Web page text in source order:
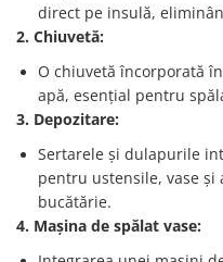
direct pe insulă,
2. Chiuvetă:
O chiuvetă încorporată
apă, esențial pentru
3. Depozitare:
Sertarele și dulapurile
pentru ustensile, vase și
bucătărie.
4. Mașina de spălat vase: